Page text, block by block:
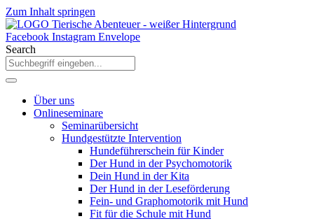
Zum Inhalt springen
Facebook Instagram Envelope
Search
Über uns
Onlineseminare
Seminarübersicht
Hundgestützte Intervention
Hundeführerschein für Kinder
Der Hund in der Psychomotorik
Dein Hund in der Kita
Der Hund in der Leseförderung
Fein- und Graphomotorik mit Hund
Fit für die Schule mit Hund